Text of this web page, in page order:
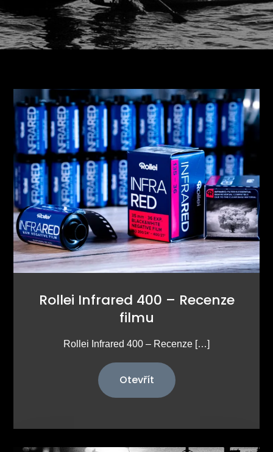
Rollei Infrared 400 – Recenze
filmu
Rollei Infrared 400 – Recenze […]
Otevřít